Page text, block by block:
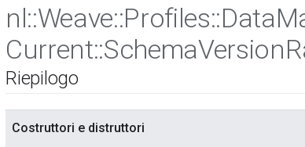
nl::Weave::Profiles::Data
Current::SchemaVersion
Riepilogo
Costruttori e distruttori